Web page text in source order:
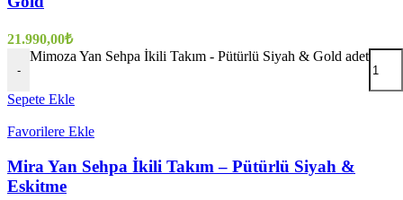
21.990,00₺
-
Mimoza Yan Sehpa İkili Takım - Pütürlü Siyah & Gold adet
Sepete Ekle
Favorilere Ekle
Mira Yan Sehpa İkili Takım – Pütürlü Siyah &
Eskitme